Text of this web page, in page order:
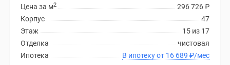
296 726₽
Цена за м2
47
Корпус
15 из 17
Этаж
чистовая
Отделка
В ипотеку от 16 689 ₽/мес
Ипотека